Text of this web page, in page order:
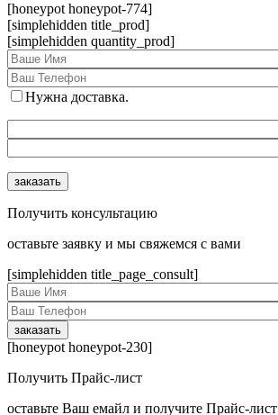
[honeypot honeypot-774]
[simplehidden title_prod]
[simplehidden quantity_prod]
Нужна доставка.
Получить консультацию
оcтавьте заявку и мы свяжемся с вами
[simplehidden title_page_consult]
[honeypot honeypot-230]
Получить Прайс-лист
оcтавьте Ваш емайл и получите Прайс-лист